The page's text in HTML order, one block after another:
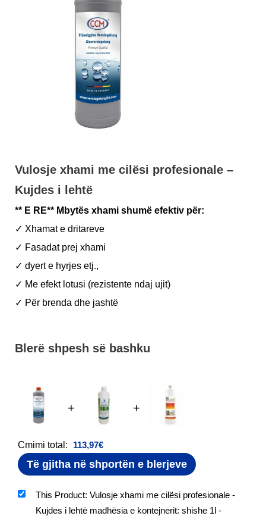
Vulosje xhami me cilësi profesionale –
Kujdes i lehtë
** E RE** Mbytës xhami shumë efektiv për:
✓ Xhamat e dritareve
✓ Fasadat prej xhami
✓ dyert e hyrjes etj.,
✓ Me efekt lotusi (rezistente ndaj ujit)
✓ Për brenda dhe jashtë
Blerë shpesh së bashku
+ +
Cmimi total: 113,97€
Të gjitha në shportën e blerjeve
This Product: Vulosje xhami me cilësi profesionale -
Kujdes i lehtë madhësia e kontejnerit: shishe 1l -